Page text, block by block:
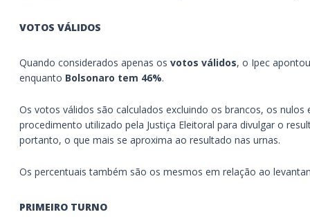
VOTOS VÁLIDOS
Quando considerados apenas os votos válidos, o Ipec
enquanto Bolsonaro tem 46%.
Os votos válidos são calculados excluindo os brancos, os nulos
procedimento utilizado pela Justiça Eleitoral para divulgar o
portanto, o que mais se aproxima ao resultado nas urnas.
Os percentuais também são os mesmos em relação ao
PRIMEIRO TURNO